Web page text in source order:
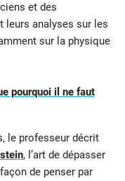
et des
leurs analyses sur les
sur la physique
pourquoi il ne faut
le professeur décrit
, l’art de dépasser
de penser par